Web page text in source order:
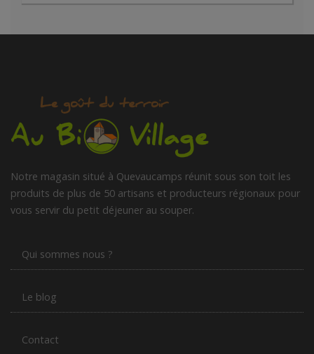
Notre magasin situé à Quevaucamps réunit sous son toit les
produits de plus de 50 artisans et producteurs régionaux pour
vous servir du petit déjeuner au souper.
Qui sommes nous ?
Le blog
Contact